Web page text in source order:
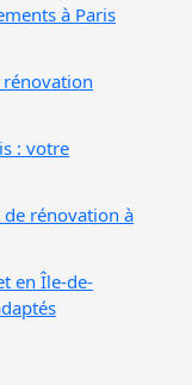
à Paris
rénovation
: votre
rénovation à
en Île-de-